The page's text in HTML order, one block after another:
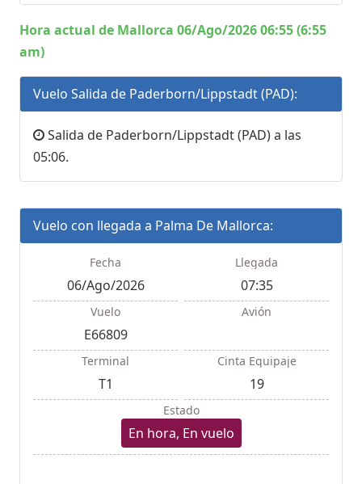
Hora actual de Mallorca 06/Ago/2026 06:55 (6:55
am)
Vuelo Salida de Paderborn/Lippstadt (PAD):
Salida de Paderborn/Lippstadt (PAD) a las
05:06.
Vuelo con llegada a Palma De Mallorca:
Fecha
06/Ago/2026
Llegada
07:35
Vuelo
E66809
Avión
Terminal
T1
Cinta Equipaje
19
Estado
En hora, En vuelo